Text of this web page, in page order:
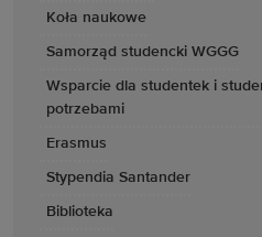
Koła naukowe
Samorząd studencki WGGG
Wsparcie dla studentek i
potrzebami
Erasmus
Stypendia Santander
Biblioteka